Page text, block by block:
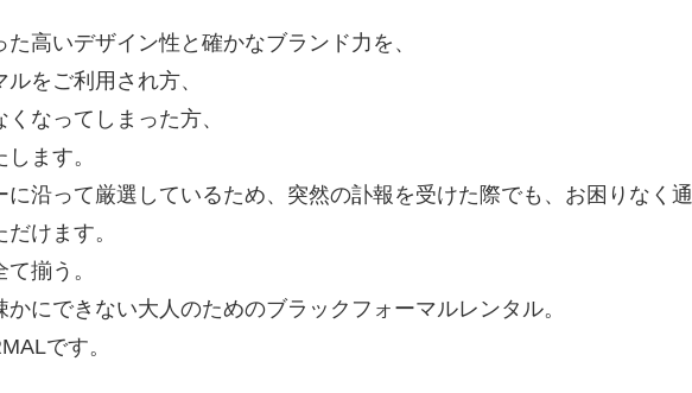
高いデザイン性と確かなブランド力を、
をご利用され方、
なってしまった方、
ます。
沿って厳選しているため、突然の訃報を受けた際でも、お困りなく通
けます。
揃う。
にできない大人のためのブラックフォーマルレンタル。
です。